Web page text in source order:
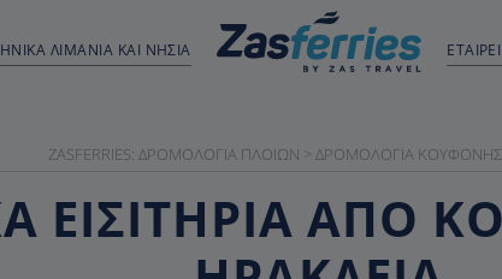
ΛΙΜΆΝΙΑ ΚΑΙ ΝΗΣΙΆ
ZASFERRIES: ΔΡΟΜΟΛΌΓΙΑ ΠΛΟΊΩΝ > ΔΡΟΜΟΛΌΓΙΑ
ΕΙΣΙΤΉΡΙΑ ΑΠΌ